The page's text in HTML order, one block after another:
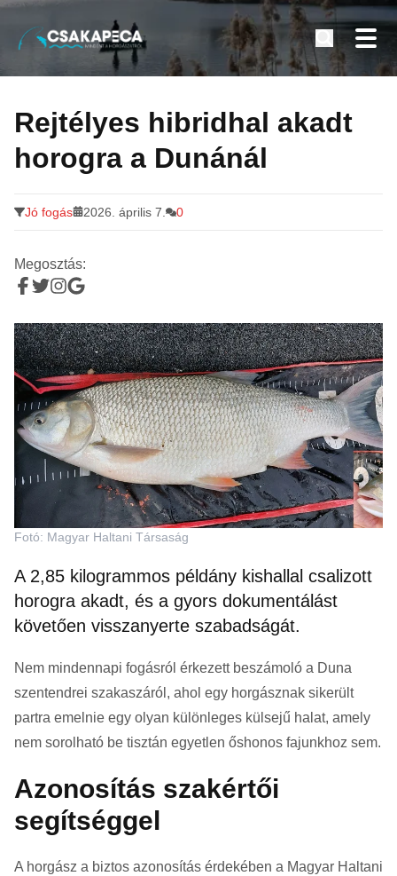
tartalomra
Minden a horgászatról
Rejtélyes hibridhal akadt
horogra a Dunánál
Jó fogás 2026. április 7. 0
Megosztás:
Fotó: Magyar Haltani Társaság
A 2,85 kilogrammos példány kishallal csalizott
horogra akadt, és a gyors dokumentálást
követően visszanyerte szabadságát.
Nem mindennapi fogásról érkezett beszámoló a Duna
szentendrei szakaszáról, ahol egy horgásznak sikerült
partra emelnie egy olyan különleges külsejű halat, amely
nem sorolható be tisztán egyetlen őshonos fajunkhoz sem.
Azonosítás szakértői
segítséggel
A horgász a biztos azonosítás érdekében a Magyar Haltani